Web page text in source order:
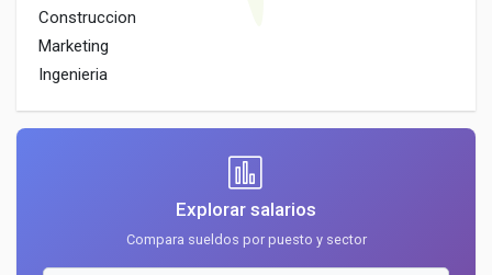
Construccion
Marketing
Ingenieria
Explorar salarios
Compara sueldos por puesto y sector